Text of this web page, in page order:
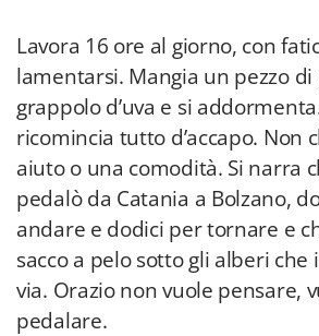
Lavora 16 ore al giorno, con
lamentarsi. Mangia un pezzo
grappolo d’uva e si
ricomincia tutto d’accapo. Non
aiuto o una comodità. Si narra
pedalò da Catania a Bolzano,
andare e dodici per tornare e
sacco a pelo sotto gli alberi che
via. Orazio non vuole pensare,
pedalare.